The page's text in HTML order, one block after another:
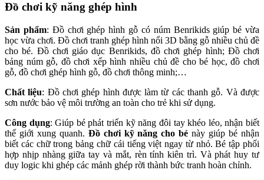
Đồ chơi kỹ năng ghép hình
Sản phẩm: Đồ chơi ghép hình gỗ có núm Benrikids giúp bé vừa
học vừa chơi. Đồ chơi tranh ghép hình nổi 3D bằng gỗ nhiều chủ đề
cho bé. Đồ chơi giáo dục Benrikids, đồ chơi ghép hình; Đồ chơi
bảng núm gỗ, đồ chơi xếp hình nhiều chủ đề cho bé học, đồ chơi
gỗ, đồ chơi ghép hình gỗ, đồ chơi thông minh;…
Chất liệu: Đồ chơi ghép hình được làm từ các thanh gỗ. Và được
sơn nước bảo vệ môi trường an toàn cho trẻ khi sử dụng.
Công dụng: Giúp bé phát triển kỹ năng đôi tay khéo léo, nhận biết
thế giới xung quanh. Đồ chơi kỹ năng cho bé này giúp bé nhận
biết các chữ trong bảng chữ cái tiếng việt ngay từ nhỏ. Bé tập phối
hợp nhịp nhàng giữa tay và mắt, rèn tính kiên trì. Và phát huy tư
duy logic khi ghép các mảnh ghép rời thành bức tranh hoàn chỉnh.